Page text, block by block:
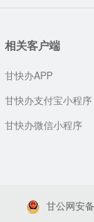
相关客户端
甘快办APP
甘快办支付宝小程序
甘快办微信小程序
甘公网安